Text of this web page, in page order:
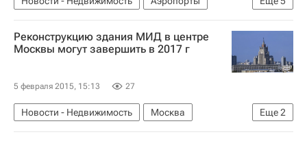
Спецстрой
Инфраструктура
Строительство
Петропавловск-Камчатский
Реконструкцию здания МИД в центре
Москвы могут завершить в 2017 г
5 февраля 2015, 15:13 27
Еще2
Новости - Недвижимость
Москва
Реконструкция
Россия